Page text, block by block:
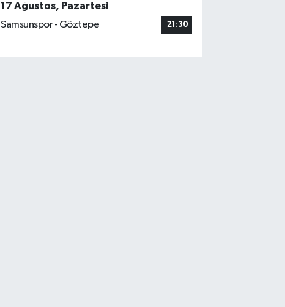
17 Ağustos, Pazartesi
Samsunspor - Göztepe
21:30